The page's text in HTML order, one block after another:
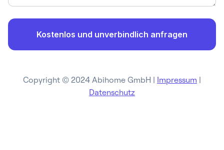
Copyright © 2024 Abihome GmbH | Impressum |
Datenschutz